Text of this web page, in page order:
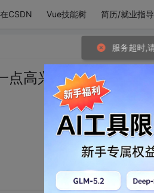
CSDN Vue技能树 简历/就业指导
点高兴。